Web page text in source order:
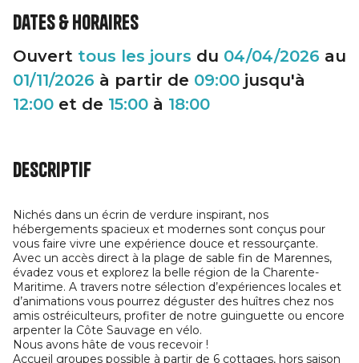
Dates & horaires
Ouvert tous les jours du 04/04/2026 au
01/11/2026 à partir de 09:00 jusqu'à
12:00 et de 15:00 à 18:00
Descriptif
Nichés dans un écrin de verdure inspirant, nos
hébergements spacieux et modernes sont conçus pour
vous faire vivre une expérience douce et ressourçante.
Avec un accès direct à la plage de sable fin de Marennes,
évadez vous et explorez la belle région de la Charente-
Maritime. A travers notre sélection d’expériences locales et
d’animations vous pourrez déguster des huîtres chez nos
amis ostréiculteurs, profiter de notre guinguette ou encore
arpenter la Côte Sauvage en vélo.
Nous avons hâte de vous recevoir !
Accueil groupes possible à partir de 6 cottages, hors saison